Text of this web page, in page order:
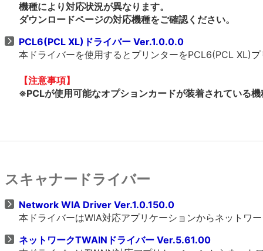
機種により対応状況が異なります。
ダウンロードページの対応機種をご確認ください。
PCL6(PCL XL)ドライバー Ver.1.0.0.0
本ドライバーを使用するとプリンターをPCL6(PCL XL)
【注意事項】
※PCLが使用可能なオプションカードが装着されている
スキャナードライバー
Network WIA Driver Ver.1.0.150.0
本ドライバーはWIA対応アプリケーションからネットワ
ネットワークTWAINドライバー Ver.5.61.00